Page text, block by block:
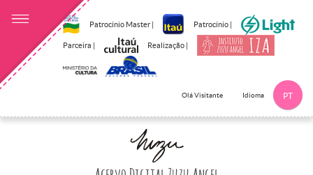
Patrocínio Master | Patrocínio |
Parceira | Realização |
Olá Visitante Idioma PT